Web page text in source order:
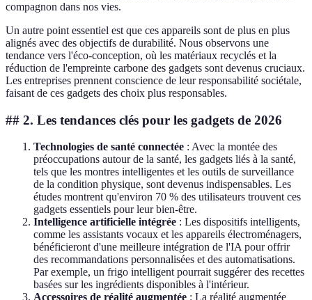
compagnon dans nos vies.
Un autre point essentiel est que ces appareils sont de plus en plus
alignés avec des objectifs de durabilité. Nous observons une
tendance vers l'éco-conception, où les matériaux recyclés et la
réduction de l'empreinte carbone des gadgets sont devenus cruciaux.
Les entreprises prennent conscience de leur responsabilité sociétale,
faisant de ces gadgets des choix plus responsables.
## 2. Les tendances clés pour les gadgets de 2026
Technologies de santé connectée : Avec la montée des
préoccupations autour de la santé, les gadgets liés à la santé,
tels que les montres intelligentes et les outils de surveillance
de la condition physique, sont devenus indispensables. Les
études montrent qu'environ 70 % des utilisateurs trouvent ces
gadgets essentiels pour leur bien-être.
Intelligence artificielle intégrée : Les dispositifs intelligents,
comme les assistants vocaux et les appareils électroménagers,
bénéficieront d'une meilleure intégration de l'IA pour offrir
des recommandations personnalisées et des automatisations.
Par exemple, un frigo intelligent pourrait suggérer des recettes
basées sur les ingrédients disponibles à l'intérieur.
Accessoires de réalité augmentée : La réalité augmentée